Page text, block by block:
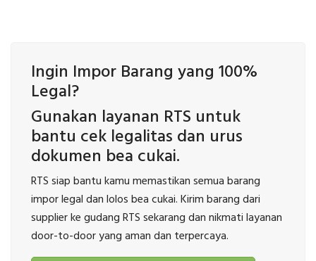
Ingin Impor Barang yang 100%
Legal?
Gunakan layanan RTS untuk
bantu cek legalitas dan urus
dokumen bea cukai.
RTS siap bantu kamu memastikan semua barang
impor legal dan lolos bea cukai. Kirim barang dari
supplier ke gudang RTS sekarang dan nikmati layanan
door-to-door yang aman dan terpercaya.